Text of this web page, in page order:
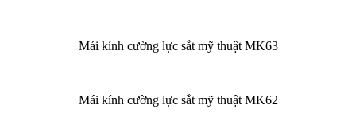
Mái kính cường lực sắt mỹ thuật MK63
Mái kính cường lực sắt mỹ thuật MK62